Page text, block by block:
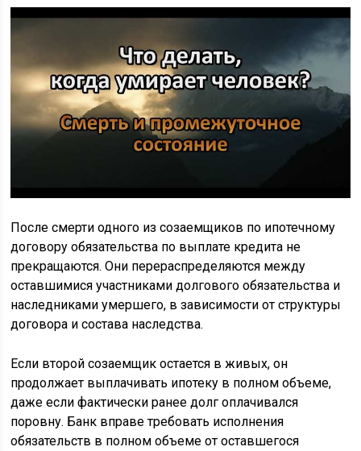
После смерти одного из созаемщиков по ипотечному
договору обязательства по выплате кредита не
прекращаются. Они перераспределяются между
оставшимися участниками долгового обязательства и
наследниками умершего, в зависимости от структуры
договора и состава наследства.
Если второй созаемщик остается в живых, он
продолжает выплачивать ипотеку в полном объеме,
даже если фактически ранее долг оплачивался
поровну. Банк вправе требовать исполнения
обязательств в полном объеме от оставшегося